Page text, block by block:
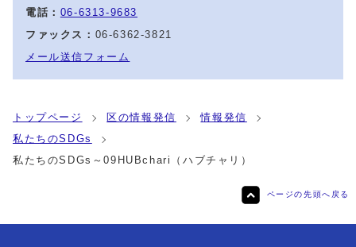
電話： 06-6313-9683
ファックス： 06-6362-3821
メール送信フォーム
トップページ 区の情報発信
情報発信
私たちのSDGs
私たちのSDGs～09HUBchari（ハブチャリ）
ページの先頭へ戻る